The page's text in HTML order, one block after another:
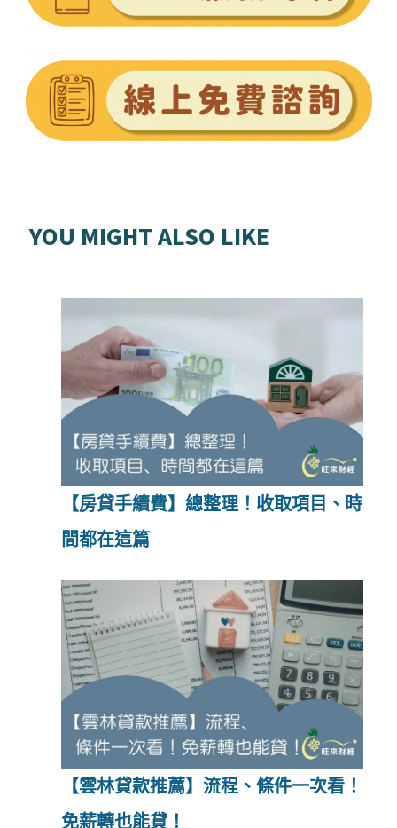
YOU MIGHT ALSO LIKE
【房貸手續費】總整理！收取項目、時
間都在這篇
【雲林貸款推薦】流程、條件一次看！
免薪轉也能貸！